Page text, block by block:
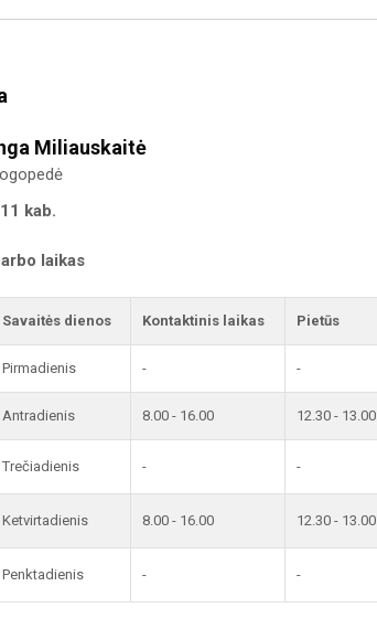
Miliauskaitė
kab.
laikas
Savaitės dienos Kontaktinis laikas Pietūs
Pirmadienis - -
Antradienis 8.00 - 16.00 12.30 - 13.00
Trečiadienis - -
Ketvirtadienis 8.00 - 16.00 12.30 - 13.00
Penktadienis - -